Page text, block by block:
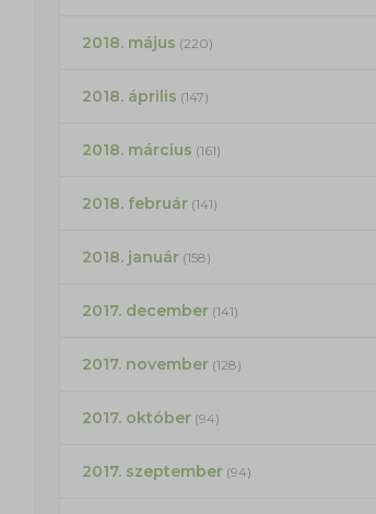
2018. május (220)
2018. április (147)
2018. március (161)
2018. február(141)
2018. január(158)
2017. december(141)
2017. november(128)
2017. október(94)
2017. szeptember(94)